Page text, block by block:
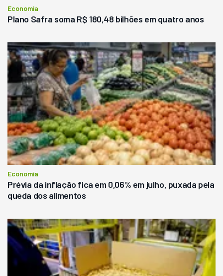
Economia
Plano Safra soma R$ 180,48 bilhões em quatro anos
Economia
Prévia da inflação fica em 0,06% em julho, puxada pela
queda dos alimentos